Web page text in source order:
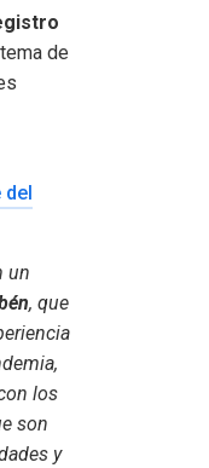
de
un
, que
los
son
y